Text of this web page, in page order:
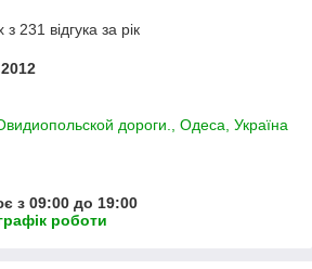
231 відгука за рік
дороги., Одеса, Україна
з 09:00 до 19:00
роботи